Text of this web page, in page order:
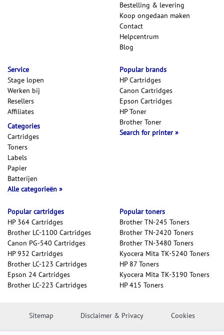
Bestelling & levering
Koop ongedaan maken
Contact
Helpcentrum
Blog
Service
Stage lopen
Werken bij
Resellers
Affiliates
Categories
Cartridges
Toners
Labels
Papier
Batterijen
Alle categorieën
Popular cartridges
HP 364 Cartridges
Brother LC-1100 Cartridges
Canon PG-540 Cartridges
HP 932 Cartridges
Brother LC-123 Cartridges
Epson 24 Cartridges
Brother LC-223 Cartridges
Popular toners
Brother TN-245 Toners
Brother TN-2420 Toners
Brother TN-3480 Toners
Kyocera Mita TK-5240 Toners
HP 87 Toners
Kyocera Mita TK-3190 Toners
HP 415 Toners
Popular brands
HP Cartridges
Canon Cartridges
Epson Cartridges
HP Toner
Brother Toner
Search for printer
Sitemap Disclaimer & Privacy Cookies